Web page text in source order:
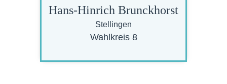
Hans-Hinrich Brunckhorst
Stellingen
Wahlkreis 8